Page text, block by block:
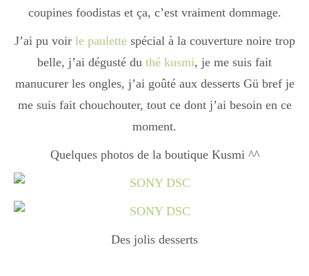
Dessert
Boisson chaudes
Les classiques
coupines foodistas et ça, c’est vraiment dommage.
J’ai pu voirle paulette spécial à la couverture noire trop
belle, j’ai dégusté du thé kusmi, je me suis fait
manucurer les ongles, j’ai goûté aux desserts Gü bref je
me suis fait chouchouter, tout ce dont j’ai besoin en ce
moment.
Quelques photos de la boutique Kusmi ^^
Des jolis desserts